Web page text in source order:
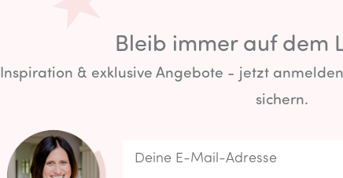
Bleib immer auf dem
Inspiration & exklusive Angebote - jetzt
sichern.